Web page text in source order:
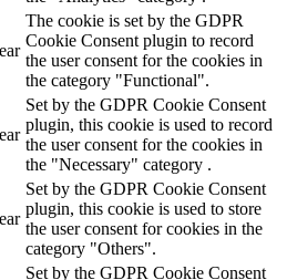
The cookie is set by the GDPR
Cookie Consent plugin to record
the user consent for the cookies in
the category "Functional".
Set by the GDPR Cookie Consent
plugin, this cookie is used to record
the user consent for the cookies in
the "Necessary" category .
Set by the GDPR Cookie Consent
plugin, this cookie is used to store
the user consent for cookies in the
category "Others".
Set by the GDPR Cookie Consent